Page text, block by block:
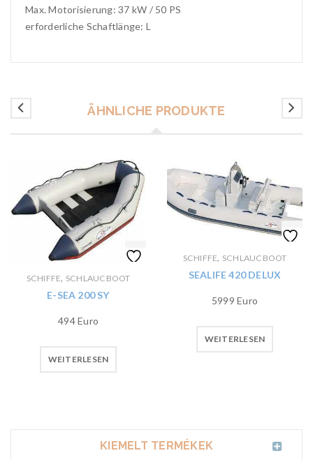
Max. Motorisierung: 37 kW / 50 PS
erforderliche Schaftlänge: L
ÄHNLICHE PRODUKTE
SCHIFFE, SCHLAUCBOOT
E-SEA 200 SY
494 Euro
WEITERLESEN
SCHIFFE, SCHLAUCBOOT
SEALIFE 420 DELUX
5999 Euro
WEITERLESEN
KIEMELT TERMÉKEK